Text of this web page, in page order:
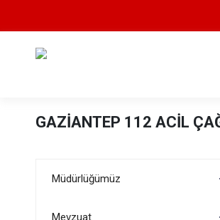
GAZİANTEP 112 ACİL
Müdürlüğümüz
Mevzuat